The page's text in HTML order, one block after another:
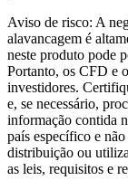
Aviso de risco: A
alavancagem é
neste produto pode
Portanto, os CFD e
investidores.
e, se necessário,
informação contida
país específico e
distribuição ou
as leis, requisitos e